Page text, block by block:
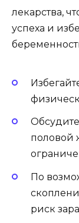
лекарства,
успеха и
половой
По
риск